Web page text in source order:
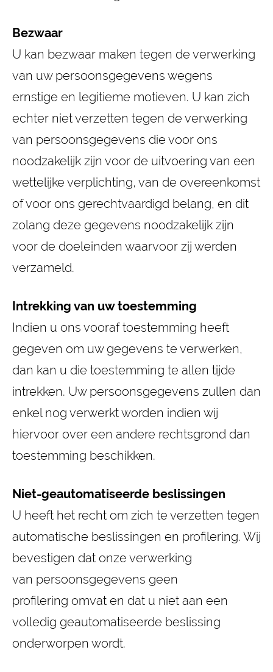
Bezwaar
U kan bezwaar maken tegen de verwerking
van uw persoonsgegevens wegens
ernstige en legitieme motieven. U kan zich
echter niet verzetten tegen de verwerking
van persoonsgegevens die voor ons
noodzakelijk zijn voor de uitvoering van een
wettelijke verplichting, van de overeenkomst
of voor ons gerechtvaardigd belang, en dit
zolang deze gegevens noodzakelijk zijn
voor de doeleinden waarvoor zij werden
verzameld.
Intrekking van uw toestemming
Indien u ons vooraf toestemming heeft
gegeven om uw gegevens te verwerken,
dan kan u die toestemming te allen tijde
intrekken. Uw persoonsgegevens zullen dan
enkel nog verwerkt worden indien wij
hiervoor over een andere rechtsgrond dan
toestemming beschikken.
Niet-geautomatiseerde beslissingen
U heeft het recht om zich te verzetten tegen
automatische beslissingen en profilering. Wij
bevestigen dat onze verwerking
van persoonsgegevens geen
profilering omvat en dat u niet aan een
volledig geautomatiseerde beslissing
onderworpen wordt.